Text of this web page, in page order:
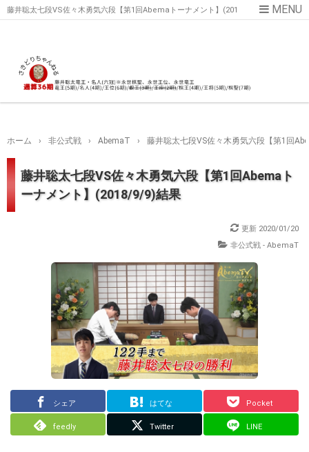
藤井聡太七段VS佐々木勇気六段【第1回Abemaトーナメント】(201
ホーム › 非公式戦 › AbemaT › 藤井聡太七段VS佐々木勇気六段【第1回
藤井聡太七段VS佐々木勇気六段【第1回Abemaト
ーナメント】(2018/9/9)結果
更新 2020/01/20
非公式戦 - AbemaT
シェア はてな Pocket
feedly Twitter LINE